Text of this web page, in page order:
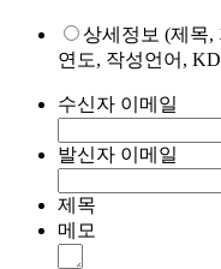
상세정보 (제목,
연도, 작성언어,
수신자 이메일
발신자 이메일
제목
메모